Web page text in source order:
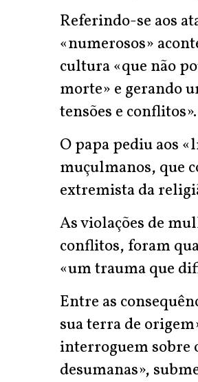
Referindo-se aos
«numerosos»
cultura «que não
morte» e gerando
tensões e conflitos».
O papa pediu aos
muçulmanos, que
extremista da
As violações de
conflitos, foram
«um trauma que
Entre as
sua terra de
interroguem sobre
desumanas»,